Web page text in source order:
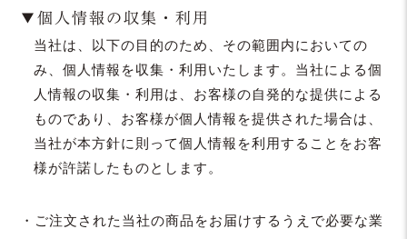
▼個人情報の収集・利用
当社は、以下の目的のため、その範囲内においての
み、個人情報を収集・利用いたします。当社による個
人情報の収集・利用は、お客様の自発的な提供による
ものであり、お客様が個人情報を提供された場合は、
当社が本方針に則って個人情報を利用することをお客
様が許諾したものとします。
・ご注文された当社の商品をお届けするうえで必要な業